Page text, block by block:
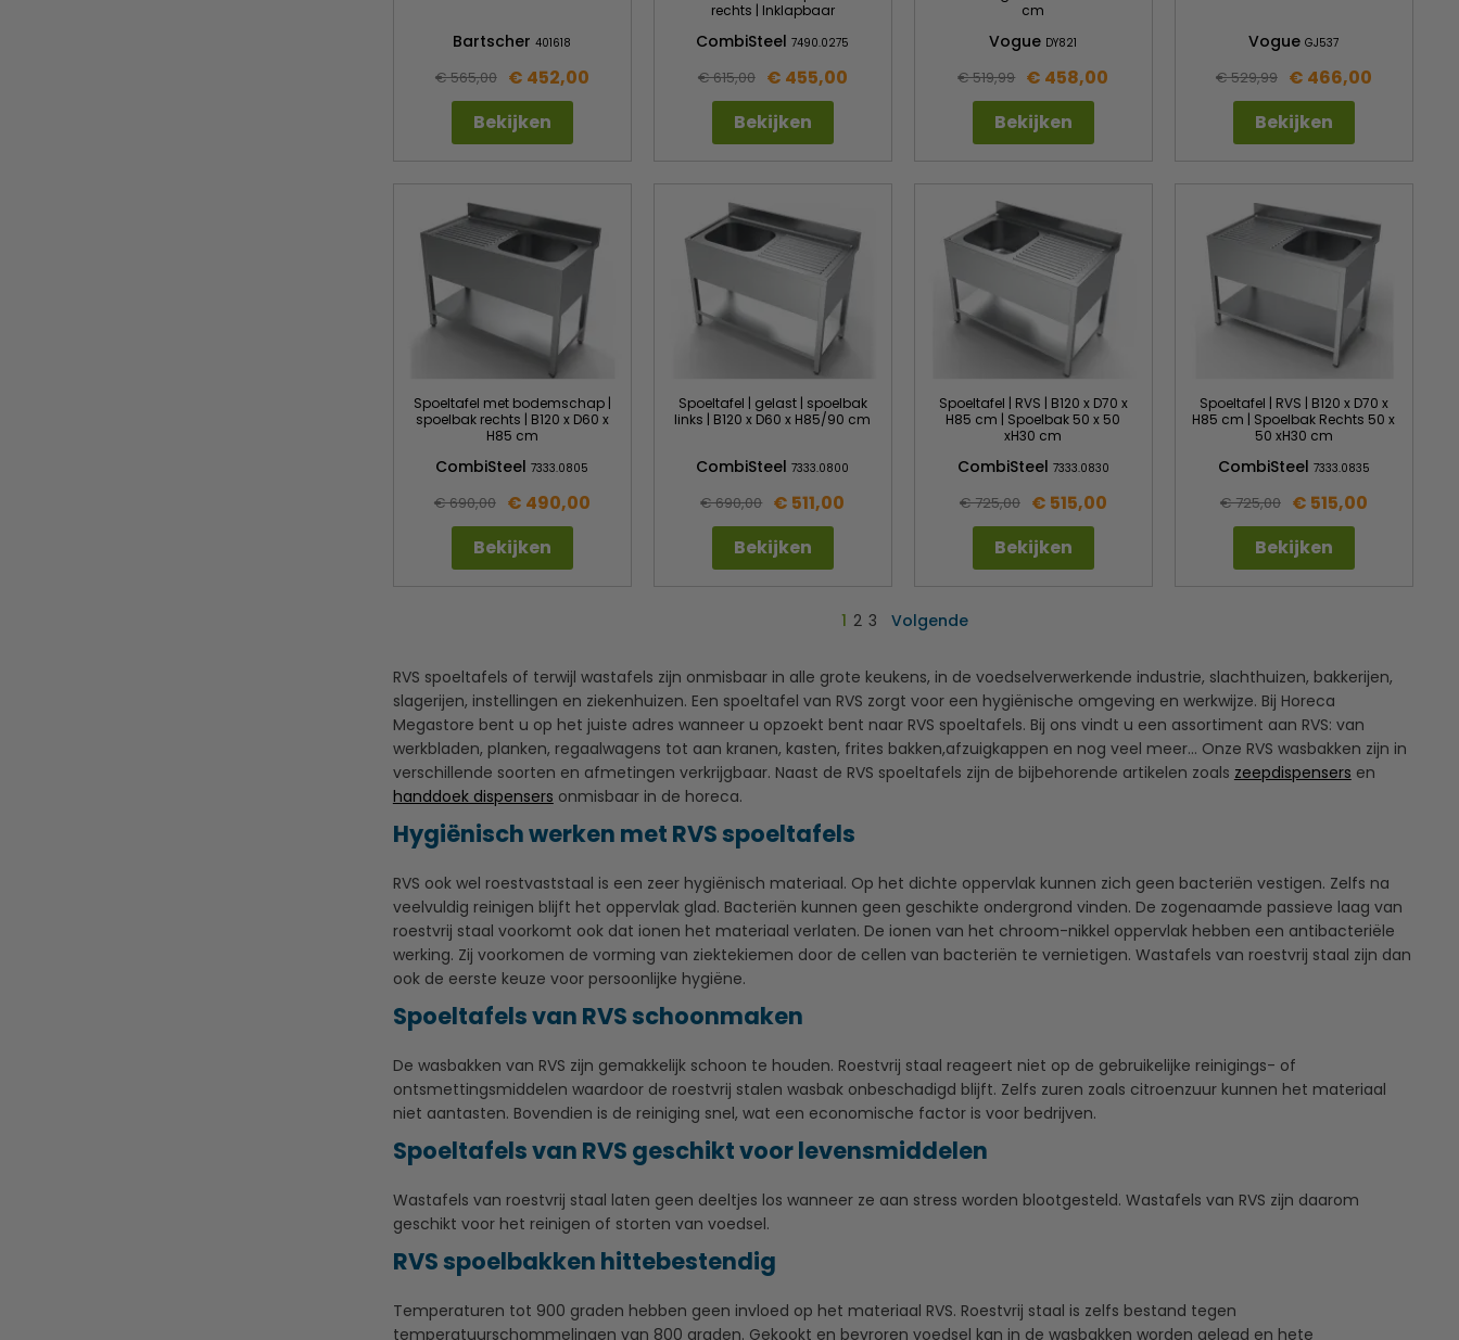
Bartscher401618
€ 565,00 € 452,00
Bekijken
rechts | Inklapbaar
CombiSteel7490.0275
€ 615,00 € 455,00
Bekijken
cm
Vogue DY821
€ 519,99 € 458,00
Bekijken
VogueGJ537
€ 529,99 € 466,00
Bekijken
Spoeltafel met bodemschap |
spoelbak rechts | B120 x D60 x
H85 cm
CombiSteel7333.0805
€ 690,00 € 490,00
Bekijken
Spoeltafel | gelast | spoelbak
links | B120 x D60 x H85/90 cm
CombiSteel7333.0800
€ 690,00 € 511,00
Bekijken
Spoeltafel | RVS | B120 x D70 x
H85 cm | Spoelbak 50 x 50
xH30 cm
CombiSteel 7333.0830
€ 725,00 € 515,00
Bekijken
Spoeltafel | RVS | B120 x D70 x
H85 cm | Spoelbak Rechts 50 x
50 xH30 cm
CombiSteel 7333.0835
€ 725,00 € 515,00
Bekijken
1 2 3 Volgende
RVS spoeltafels of terwijl wastafels zijn onmisbaar in alle grote keukens, in de voedselverwerkende industrie, slachthuizen, bakkerijen,
slagerijen, instellingen en ziekenhuizen. Een spoeltafel van RVS zorgt voor een hygiënische omgeving en werkwijze. Bij Horeca
Megastore bent u op het juiste adres wanneer u opzoekt bent naar RVS spoeltafels. Bij ons vindt u een assortiment aan RVS: van
werkbladen, planken, regaalwagens tot aan kranen, kasten, frites bakken,afzuigkappen en nog veel meer… Onze RVS wasbakken zijn in
verschillende soorten en afmetingen verkrijgbaar. Naast de RVS spoeltafels zijn de bijbehorende artikelen zoals zeepdispensers en
handdoek dispensers onmisbaar in de horeca.
Hygiënisch werken met RVS spoeltafels
RVS ook wel roestvaststaal is een zeer hygiënisch materiaal. Op het dichte oppervlak kunnen zich geen bacteriën vestigen. Zelfs na
veelvuldig reinigen blijft het oppervlak glad. Bacteriën kunnen geen geschikte ondergrond vinden. De zogenaamde passieve laag van
roestvrij staal voorkomt ook dat ionen het materiaal verlaten. De ionen van het chroom-nikkel oppervlak hebben een antibacteriële
werking. Zij voorkomen de vorming van ziektekiemen door de cellen van bacteriën te vernietigen. Wastafels van roestvrij staal zijn dan
ook de eerste keuze voor persoonlijke hygiëne.
Spoeltafels van RVS schoonmaken
De wasbakken van RVS zijn gemakkelijk schoon te houden. Roestvrij staal reageert niet op de gebruikelijke reinigings- of
ontsmettingsmiddelen waardoor de roestvrij stalen wasbak onbeschadigd blijft. Zelfs zuren zoals citroenzuur kunnen het materiaal
niet aantasten. Bovendien is de reiniging snel, wat een economische factor is voor bedrijven.
Spoeltafels van RVS geschikt voor levensmiddelen
Wastafels van roestvrij staal laten geen deeltjes los wanneer ze aan stress worden blootgesteld. Wastafels van RVS zijn daarom
geschikt voor het reinigen of storten van voedsel.
RVS spoelbakken hittebestendig
Temperaturen tot 900 graden hebben geen invloed op het materiaal RVS. Roestvrij staal is zelfs bestand tegen
temperatuurschommelingen van 800 graden. Gekookt en bevroren voedsel kan in de wasbakken worden gelegd en hete